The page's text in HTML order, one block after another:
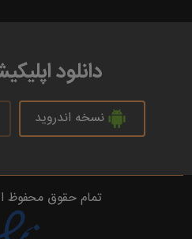
دانلود
نسخه اندروید
تمام حقوق محفوظ